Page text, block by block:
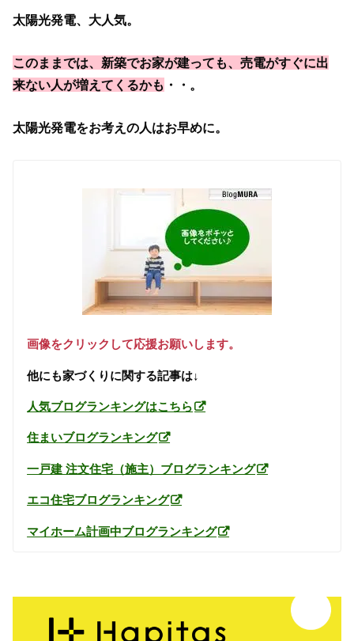
太陽光発電、大人気。
このままでは、新築でお家が建っても、売電がすぐに出
来ない人が増えてくるかも ・・。
太陽光発電をお考えの人はお早めに。
画像をクリックして応援お願いします。
他にも家づくりに関する記事は↓
人気ブログランキングはこちら
住まいブログランキング
一戸建 注文住宅（施主）ブログランキング
エコ住宅ブログランキング
マイホーム計画中ブログランキング